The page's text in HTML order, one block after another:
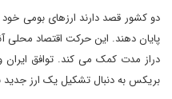
دو کشور قصد دارند ارزهای بومی خود
پایان دهند. این حرکت اقتصاد محلی
دراز مدت کمک می کند. توافق
بریکس به دنبال تشکیل یک ارز جدید